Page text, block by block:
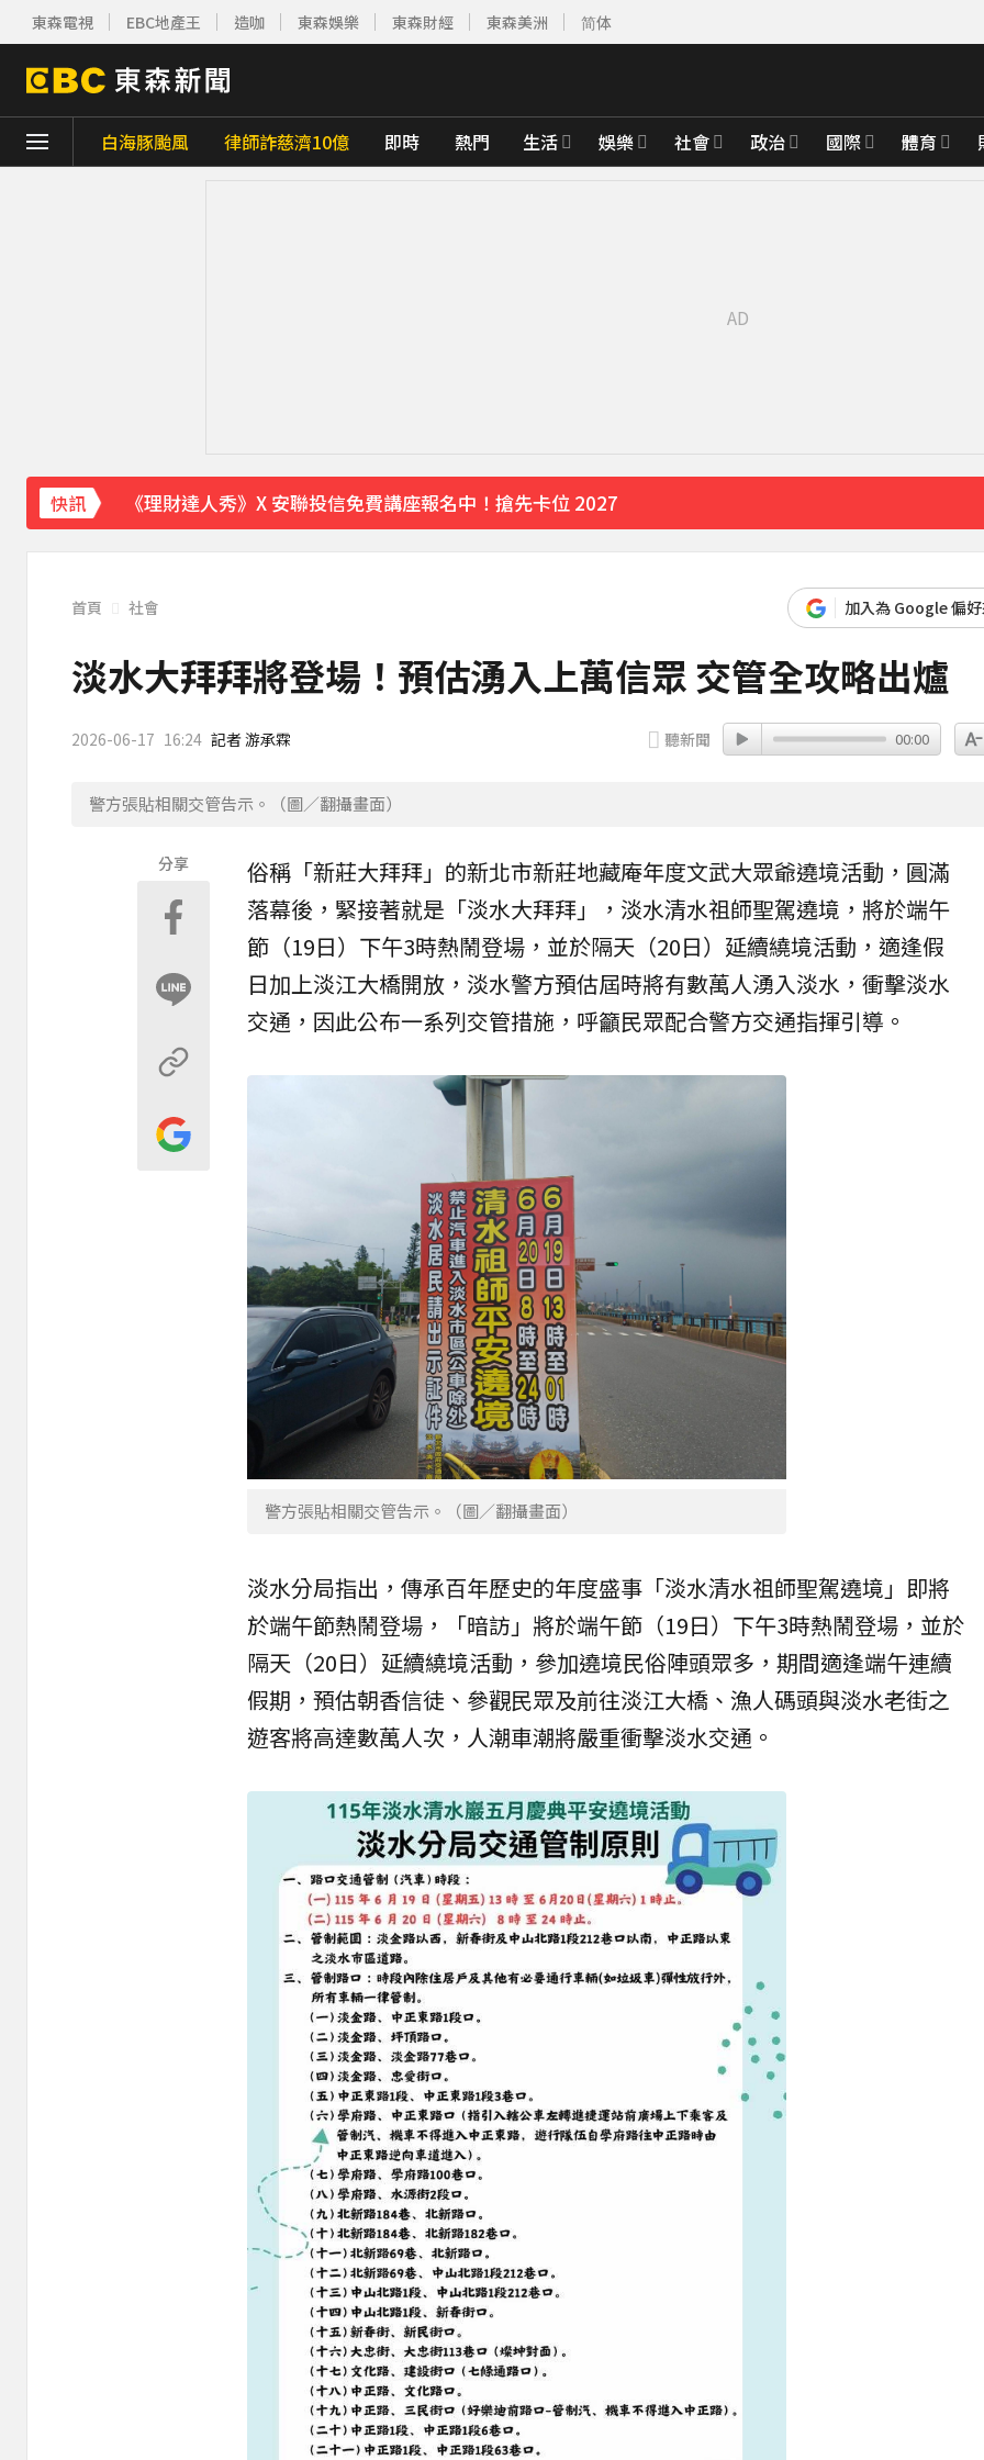
東森電視 EBC地產王 造咖 東森娛樂 東森財經 東森美洲 简体
白海豚颱風 律師詐慈濟10億 即時 熱門 生活 娛樂 社會 政治 國際 體育
快訊
下載東森App，隨時掌握天下大小事！
首頁 社會 加入為 Google 偏
淡水大拜拜將登場！預估湧入上萬信眾 交管全攻略出爐
2026-06-17 16:24 記者 游承霖 聽新聞 00:00
警方張貼相關交管告示。（圖／翻攝畫面）
分享 俗稱「新莊大拜拜」的新北市新莊地藏庵年度文武大眾爺遶境活動，圓滿
落幕後，緊接著就是「淡水大拜拜」，淡水清水祖師聖駕遶境，將於端午
節（19日）下午3時熱鬧登場，並於隔天（20日）延續繞境活動，適逢假
日加上淡江大橋開放，淡水警方預估屆時將有數萬人湧入淡水，衝擊淡水
交通，因此公布一系列交管措施，呼籲民眾配合警方交通指揮引導。
警方張貼相關交管告示。（圖／翻攝畫面）
淡水分局指出，傳承百年歷史的年度盛事「淡水清水祖師聖駕遶境」即將
於端午節熱鬧登場，「暗訪」將於端午節（19日）下午3時熱鬧登場，並於
隔天（20日）延續繞境活動，參加遶境民俗陣頭眾多，期間適逢端午連續
假期，預估朝香信徒、參觀民眾及前往淡江大橋、漁人碼頭與淡水老街之
遊客將高達數萬人次，人潮車潮將嚴重衝擊淡水交通。